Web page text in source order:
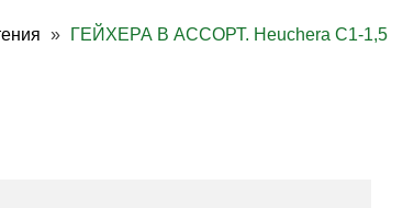
ГЕЙХЕРА В АССОРТ. Heuchera С1-1,5